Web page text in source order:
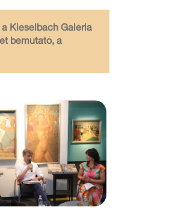
Kieselbach Galéria
bemutató, a